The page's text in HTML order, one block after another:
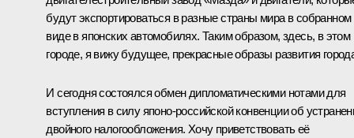
будут экспортироваться в разные страны мира в собранном
виде в японских автомобилях. Таким образом, здесь, в этом
городе, я вижу будущее, прекрасные образы развития
И сегодня состоялся обмен дипломатическими нотами для
вступления в силу японо-российской конвенции об
двойного налогообложения. Хочу приветствовать её